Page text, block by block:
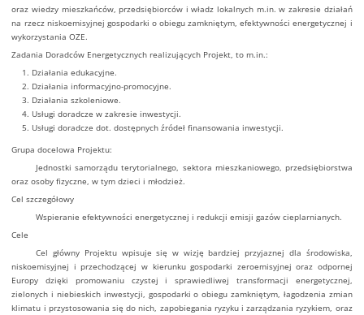
oraz wiedzy mieszkańców, przedsiębiorców i władz lokalnych m.in. w zakresie działań
na rzecz niskoemisyjnej gospodarki o obiegu zamkniętym, efektywności energetycznej i
wykorzystania OZE.
Zadania Doradców Energetycznych realizujących Projekt, to m.in.:
Działania edukacyjne.
Działania informacyjno-promocyjne.
Działania szkoleniowe.
Usługi doradcze w zakresie inwestycji.
Usługi doradcze dot. dostępnych źródeł finansowania inwestycji.
Grupa docelowa Projektu:
Jednostki samorządu terytorialnego, sektora mieszkaniowego, przedsiębiorstwa
oraz osoby fizyczne, w tym dzieci i młodzież.
Cel szczegółowy
Wspieranie efektywności energetycznej i redukcji emisji gazów cieplarnianych.
Cele
Cel główny Projektu wpisuje się w wizję bardziej przyjaznej dla środowiska,
niskoemisyjnej i przechodzącej w kierunku gospodarki zeroemisyjnej oraz odpornej
Europy dzięki promowaniu czystej i sprawiedliwej transformacji energetycznej,
zielonych i niebieskich inwestycji, gospodarki o obiegu zamkniętym, łagodzenia zmian
klimatu i przystosowania się do nich, zapobiegania ryzyku i zarządzania ryzykiem, oraz